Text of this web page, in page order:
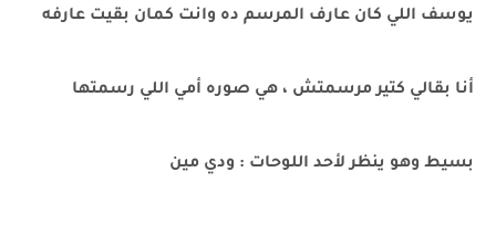
يوسف اللي كان عارف المرسم ده وانت كمان بقيت عارفه
أنا بقالي كتير مرسمتش ، هي صوره أمي اللي رسمتها
بسيط وهو ينظر لأحد اللوحات : ودي مين